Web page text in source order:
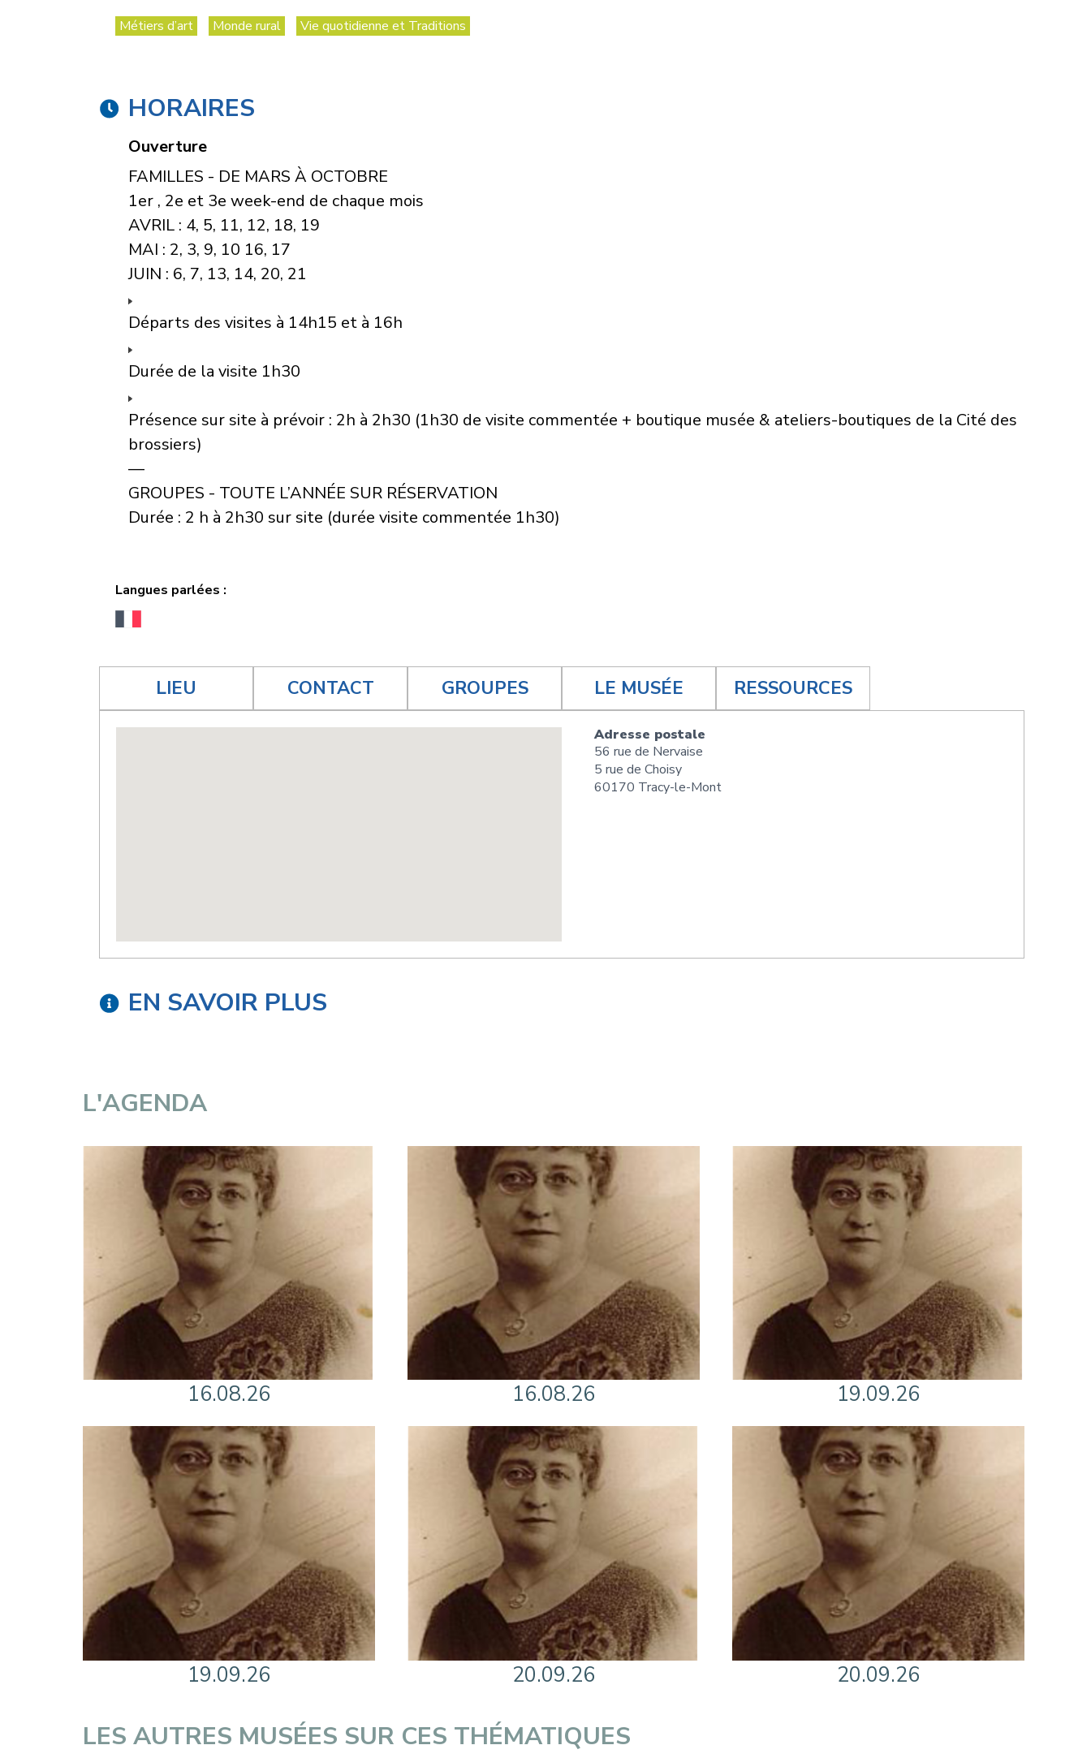
Métiers d’art Monde rural Vie quotidienne et Traditions
HORAIRES
Ouverture
FAMILLES - DE MARS À OCTOBRE
1er , 2e et 3e week-end de chaque mois
AVRIL : 4, 5, 11, 12, 18, 19
MAI : 2, 3, 9, 10 16, 17
JUIN : 6, 7, 13, 14, 20, 21
Départs des visites à 14h15 et à 16h
Durée de la visite 1h30
Présence sur site à prévoir : 2h à 2h30 (1h30 de visite commentée + boutique musée & ateliers-boutiques de la Cité des
brossiers)
—
GROUPES - TOUTE L’ANNÉE SUR RÉSERVATION
Durée : 2 h à 2h30 sur site (durée visite commentée 1h30)
Langues parlées :
LIEU CONTACT GROUPES LE MUSÉE RESSOURCES
Adresse postale
56 rue de Nervaise
5 rue de Choisy
60170 Tracy-le-Mont
EN SAVOIR PLUS
L'AGENDA
16.08.26 16.08.26 19.09.26
19.09.26 20.09.26 20.09.26
LES AUTRES MUSÉES SUR CES THÉMATIQUES